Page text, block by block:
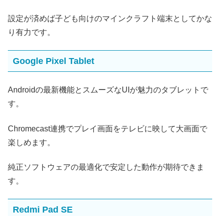
設定が済めば子ども向けのマインクラフト端末としてかな
り有力です。
Google Pixel Tablet
Androidの最新機能とスムーズなUIが魅力のタブレットで
す。
Chromecast連携でプレイ画面をテレビに映して大画面で
楽しめます。
純正ソフトウェアの最適化で安定した動作が期待できま
す。
Redmi Pad SE